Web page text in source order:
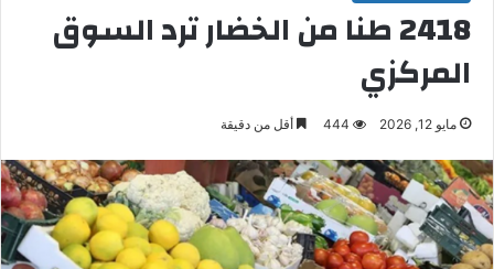
2418 طنا من الخضار ترد السوق
المركزي
مايو 12, 2026 444 أقل من دقيقة